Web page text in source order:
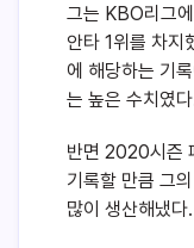
그는 KBO리그
안타 1위를 차
에 해당하는 기
는 높은 수치였
반면 2020시즌
기록할 만큼 그
많이 생산해냈다.